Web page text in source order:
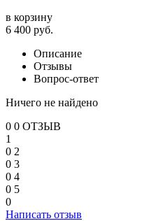
в корзину
6 400 руб.
Описание
Отзывы
Вопрос-ответ
Ничего не найдено
0 0 ОТЗЫВ
1
0 2
0 3
0 4
0 5
0
Написать отзыв